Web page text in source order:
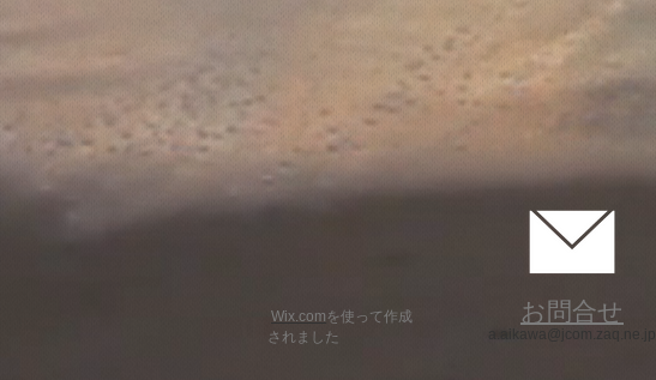
Wix.com を使って作成
されました
お問合せ
a.aikawa@jcom.zaq.ne.jp